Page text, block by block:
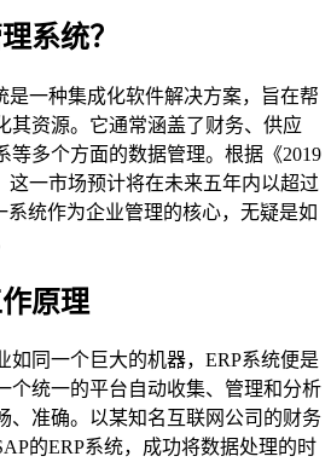
系统？
是一种集成化软件解决方案，旨在帮
其资源。它通常涵盖了财务、供应
等多个方面的数据管理。根据《2019
这一市场预计将在未来五年内以超过
系统作为企业管理的核心，无疑是如
原理
如同一个巨大的机器，ERP系统便是
个统一的平台自动收集、管理和分析
、准确。以某知名互联网公司的财务
的ERP系统，成功将数据处理的时